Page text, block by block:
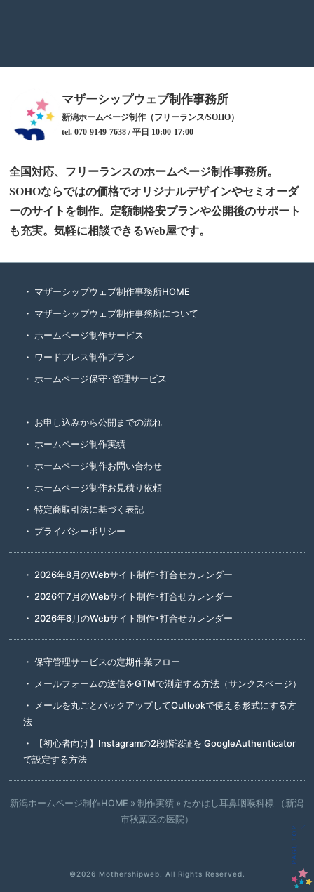
マザーシップウェブ制作事務所
新潟ホームページ制作（フリーランス/SOHO）
tel. 070-9149-7638 / 平日 10:00-17:00
全国対応、フリーランスのホームページ制作事務所。
SOHOならではの価格でオリジナルデザインやセミオーダ
ーのサイトを制作。定額制格安プランや公開後のサポート
も充実。気軽に相談できるWeb屋です。
マザーシップウェブ制作事務所HOME
マザーシップウェブ制作事務所について
ホームページ制作サービス
ワードプレス制作プラン
ホームページ保守･管理サービス
お申し込みから公開までの流れ
ホームページ制作実績
ホームページ制作お問い合わせ
ホームページ制作お見積り依頼
特定商取引法に基づく表記
プライバシーポリシー
2026年8月のWebサイト制作･打合せカレンダー
2026年7月のWebサイト制作･打合せカレンダー
2026年6月のWebサイト制作･打合せカレンダー
保守管理サービスの定期作業フロー
メールフォームの送信をGTMで測定する方法（サンクスページ）
メールを丸ごとバックアップしてOutlookで使える形式にする方
法
【初心者向け】Instagramの2段階認証を GoogleAuthenticator
で設定する方法
新潟ホームページ制作HOME »制作実績 » たかはし耳鼻咽喉科様 （新潟
市秋葉区の医院）
©2026 Mothershipweb . All Rights Reserved.